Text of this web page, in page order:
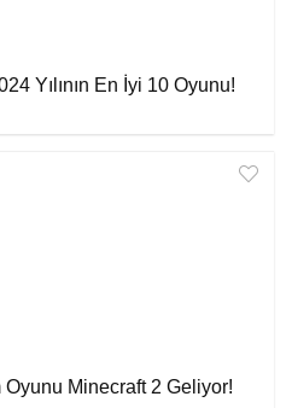
Yılının En İyi 10 Oyunu!
Oyunu Minecraft 2 Geliyor!